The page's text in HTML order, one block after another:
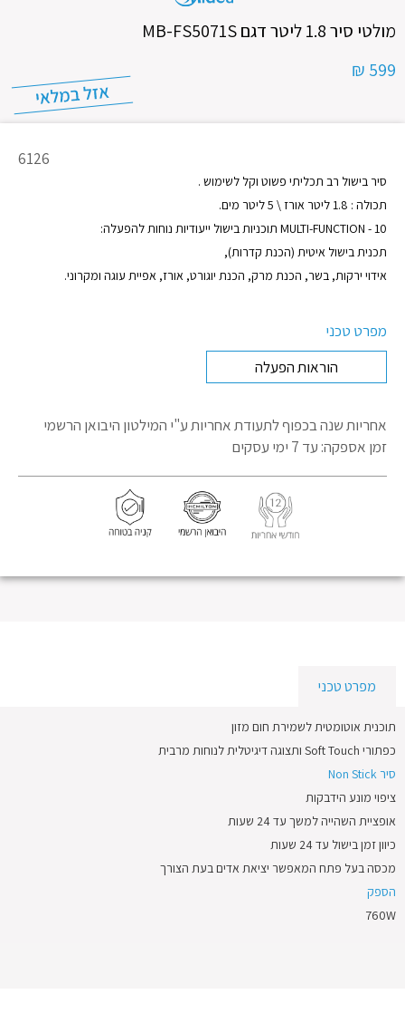
מולטי סיר 1.8 ליטר דגם MB-FS5071S
599 ₪
מק"ט
6126
סיר בישול רב תכליתי פשוט וקל לשימוש .
תכולה : 1.8 ליטר אורז \ 5 ליטר מים.
MULTI-FUNCTION - 10 תוכניות בישול ייעודיות נוחות להפעלה:
תכנית בישול איטית (הכנת קדרות),
אידוי ירקות, בשר, הכנת מרק, הכנת יוגורט, אורז, אפיית עוגה ומקרוני.
מפרט טכני
הוראות הפעלה
אחריות שנה בכפוף לתעודת אחריותע"י המילטון היבואן הרשמי
זמן אספקה: עד 7 ימי עסקים
מפרט טכני
תוכנית אוטומטית לשמירת חום מזון
כפתורי Soft Touch ותצוגה דיגיטלית לנוחות מרבית
סיר Non Stick
ציפוי מונע הידבקות
אופציית השהייה למשך עד 24 שעות
כיוון זמן בישול עד 24 שעות
מכסה בעל פתח המאפשר יציאת אדים בעת הצורך
הספק
760W